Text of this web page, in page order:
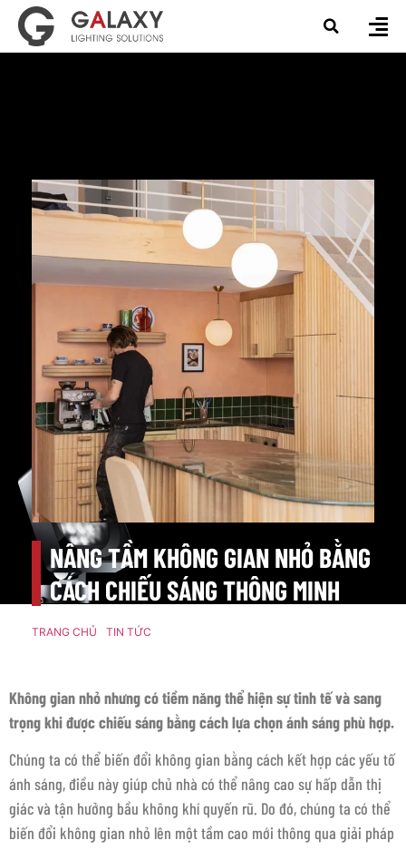
NÂNG TẦM KHÔNG GIAN NHỎ BẰNG
CÁCH CHIẾU SÁNG THÔNG MINH
TRANG CHỦ TIN TỨC
Không gian nhỏ nhưng có tiềm năng thể hiện sự tinh tế và sang
trọng khi được chiếu sáng bằng cách lựa chọn ánh sáng phù hợp.
Chúng ta có thể biến đổi không gian bằng cách kết hợp các yếu tố
ánh sáng, điều này giúp chủ nhà có thể nâng cao sự hấp dẫn thị
giác và tận hưởng bầu không khí quyến rũ. Do đó, chúng ta có thể
biến đổi không gian nhỏ lên một tầm cao mới thông qua giải pháp